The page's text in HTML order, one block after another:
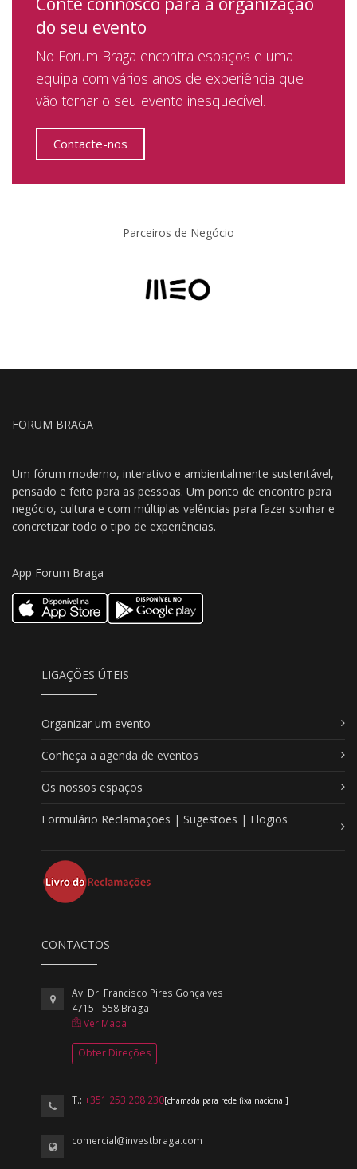
do seu evento
No Forum Braga encontra espaços e uma
equipa com vários anos de experiência que
vão tornar o seu evento inesquecível.
Contacte-nos
Parceiros de Negócio
FORUM BRAGA
Um fórum moderno, interativo e ambientalmente sustentável,
pensado e feito para as pessoas. Um ponto de encontro para
negócio, cultura e com múltiplas valências para fazer sonhar e
concretizar todo o tipo de experiências.
App Forum Braga
LIGAÇÕES ÚTEIS
Organizar um evento
Conheça a agenda de eventos
Os nossos espaços
Formulário Reclamações | Sugestões | Elogios
CONTACTOS
Av. Dr. Francisco Pires Gonçalves
4715 - 558 Braga
Ver Mapa
Obter Direções
T.:+351 253 208 230[chamada para rede fixa nacional]
comercial@investbraga.com